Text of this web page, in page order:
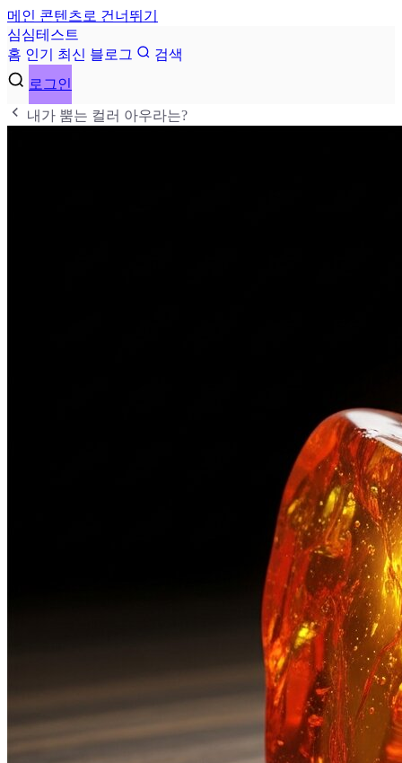
메인 콘텐츠로 건너뛰기
심심테 스 트
홈 인기 최신 블로그
검색
로그인
내가 뿜는 컬러 아우라는?